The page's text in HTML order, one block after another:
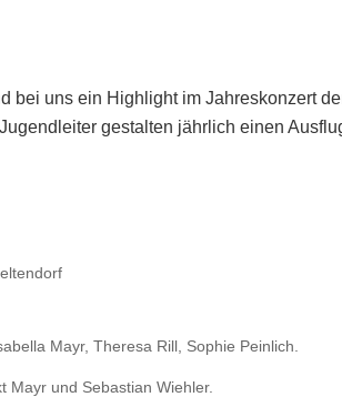
bei uns ein Highlight im Jahreskonzert
gestalten jährlich einen
Mayr, Theresa Rill, Sophie Peinlich.
Mayr und Sebastian Wiehler.